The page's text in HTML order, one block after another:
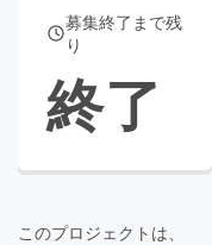
募集終了まで残
り
終了
このプロジェクトは、